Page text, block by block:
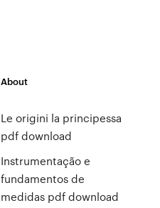
About
Le origini la principessa
pdf download
Instrumentação e
fundamentos de
medidas pdf download